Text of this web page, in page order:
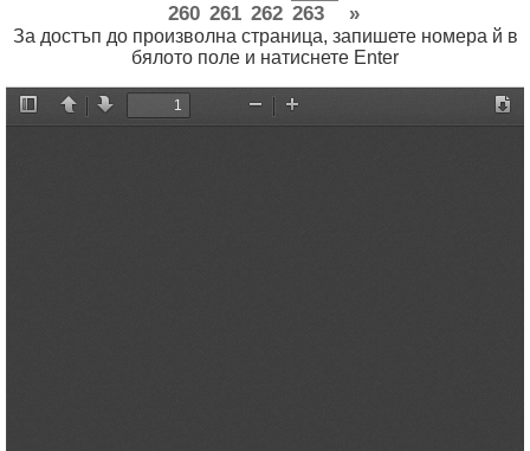
260 261 262 263 »
За достъп до произволна страница, запишете номера й в
бялото поле и натиснете Enter